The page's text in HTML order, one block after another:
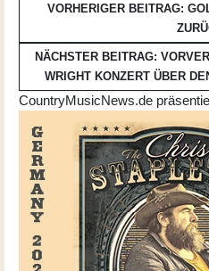
VORHERIGER BEITRAG:
NÄCHSTER BEITRAG:
WRIGHT KONZERT ÜBER
CountryMusicNews.de